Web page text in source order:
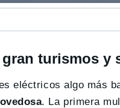
turismos
eléctricos algo más
. La primera